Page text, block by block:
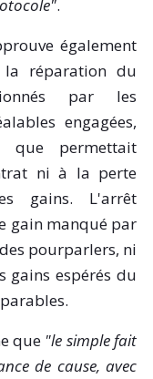
.
également
réparation du
par les
engagées,
que permettait
ni à la perte
gains. L'arrêt
gain manqué par
pourparlers, ni
gains espérés du
que "le simple fait
de cause, avec